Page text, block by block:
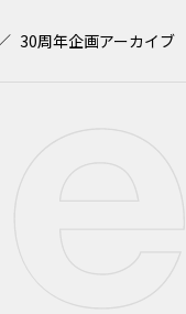
30周年企画アーカイブ